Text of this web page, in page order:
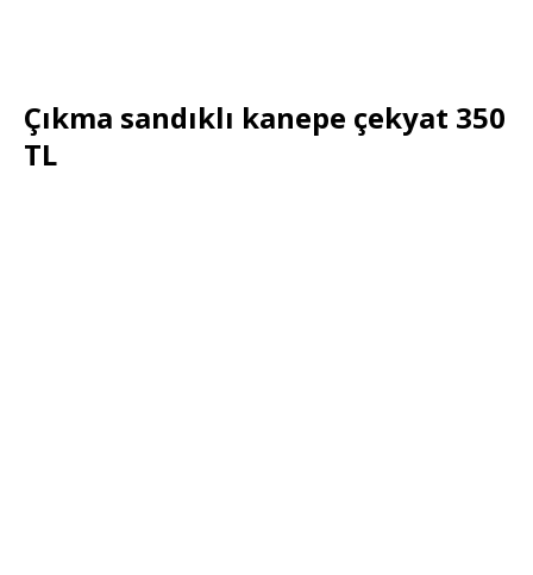
Çıkma sandıklı kanepe çekyat 350
TL